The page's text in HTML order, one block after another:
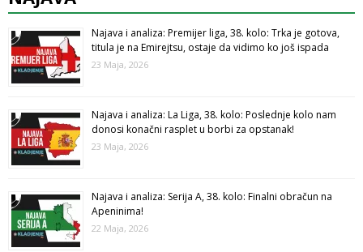
Najava i analiza: Premijer liga, 38. kolo: Trka je gotova,
titula je na Emirejtsu, ostaje da vidimo ko još ispada
23 Maja, 2026
Najava i analiza: La Liga, 38. kolo: Poslednje kolo nam
donosi konačni rasplet u borbi za opstanak!
23 Maja, 2026
Najava i analiza: Serija A, 38. kolo: Finalni obračun na
Apeninima!
22 Maja, 2026